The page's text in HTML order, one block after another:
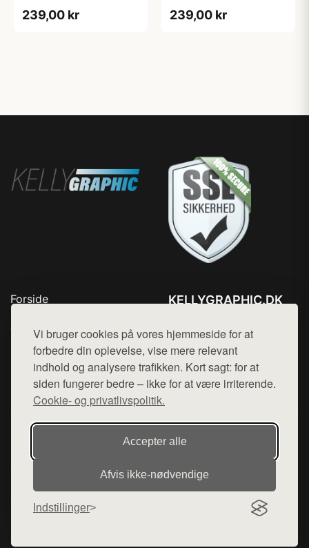
Vi bruger cookies på vores hjemmeside for at
forbedre din oplevelse, vise mere relevant
indhold og analysere trafikken. Kort sagt: for at
siden fungerer bedre – ikke for at være irriterende.
Cookie- og privatlivspolitik.
Accepter alle
Afvis ikke‑nødvendige
Indstillinger
239,00 kr 239,00 kr
Forside
Top Rabatter
Blog
Kontakt
KELLYGRAPHIC.DK
Mail: hej@want.dk
Cookie- og privatlivspolitik
Denne side er en del af want.dk, der udgiver en række
hjemmesider med præsentation af forskellige produkter fra
diverse webshops. Der sælges ikke varer fra denne side - vi
varerne på lager.